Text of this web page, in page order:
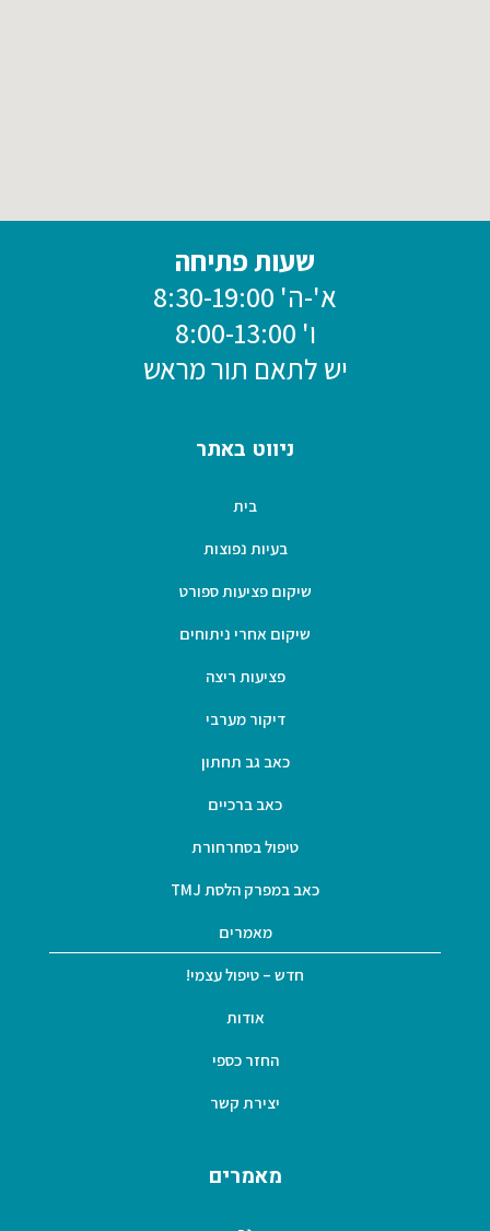
שעות פתיחה
א'-ה' 8:30-19:00
ו' 8:00-13:00
יש לתאם תור מראש
ניווט באתר
בית
בעיות נפוצות
שיקום פציעות ספורט
שיקום אחרי ניתוחים
פציעות ריצה
דיקור מערבי
כאב גב תחתון
כאב ברכיים
טיפול בסחרחורת
כאב במפרק הלסת TMJ
מאמרים
חדש – טיפול עצמי!
אודות
החזר כספי
יצירת קשר
מאמרים